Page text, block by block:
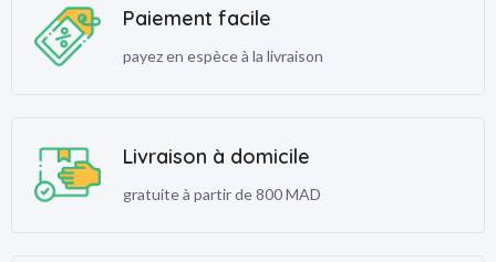
Paiement facile
payez en espèce à la livraison
Livraison à domicile
gratuite à partir de 800 MAD